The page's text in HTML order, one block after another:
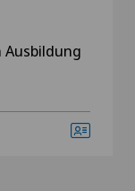
Ausbildung